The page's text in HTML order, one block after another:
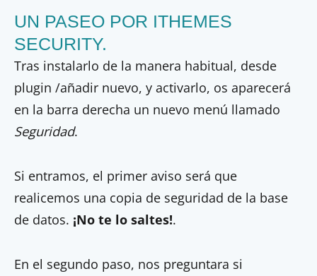
UN PASEO POR ITHEMES
SECURITY.
Tras instalarlo de la manera habitual, desde
plugin /añadir nuevo, y activarlo, os aparecerá
en la barra derecha un nuevo menú llamado
Seguridad.
Si entramos, el primer aviso será que
realicemos una copia de seguridad de la base
de datos. ¡No te lo saltes!.
En el segundo paso, nos preguntara si